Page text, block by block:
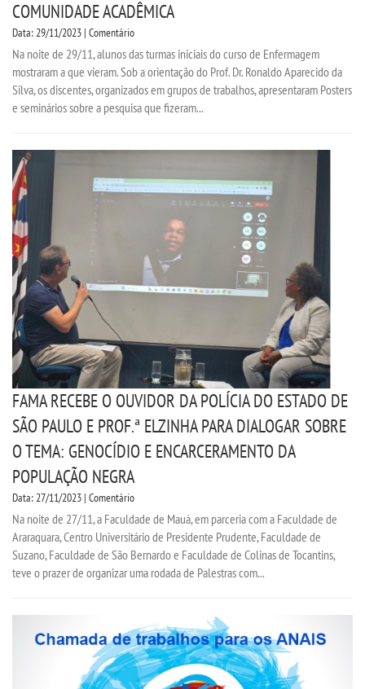
COMUNIDADE ACADÊMICA
Data: 29/11/2023 | Comentário
Na noite de 29/11, alunos das turmas iniciais do curso de Enfermagem
mostraram a que vieram. Sob a orientação do Prof. Dr. Ronaldo Aparecido da
Silva, os discentes, organizados em grupos de trabalhos, apresentaram Posters
e seminários sobre a pesquisa que fizeram...
FAMA RECEBE O OUVIDOR DA POLÍCIA DO ESTADO DE
SÃO PAULO E PROF.ª ELZINHA PARA DIALOGAR SOBRE
O TEMA: GENOCÍDIO E ENCARCERAMENTO DA
POPULAÇÃO NEGRA
Data: 27/11/2023 | Comentário
Na noite de 27/11, a Faculdade de Mauá, em parceria com a Faculdade de
Araraquara, Centro Universitário de Presidente Prudente, Faculdade de
Suzano, Faculdade de São Bernardo e Faculdade de Colinas de Tocantins,
teve o prazer de organizar uma rodada de Palestras com...